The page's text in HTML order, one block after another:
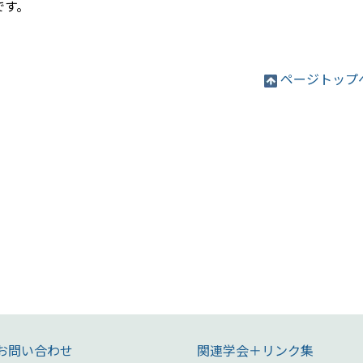
。
ページトップ
問い合わせ 関連学会＋リンク集